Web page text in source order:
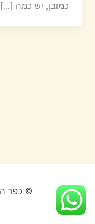
כמובן, יש כמה […]
כפר הסלעים 2026 - זכויות שמורות ©